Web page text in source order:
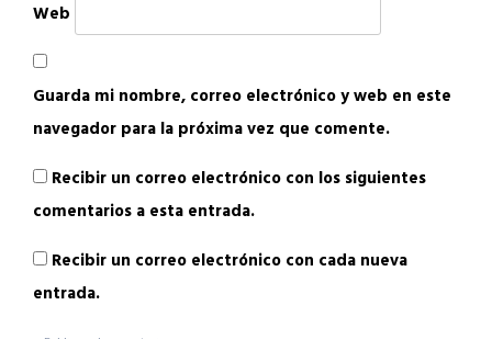
Web
Guarda mi nombre, correo electrónico y web en este
navegador para la próxima vez que comente.
Recibir un correo electrónico con los siguientes
comentarios a esta entrada.
Recibir un correo electrónico con cada nueva
entrada.